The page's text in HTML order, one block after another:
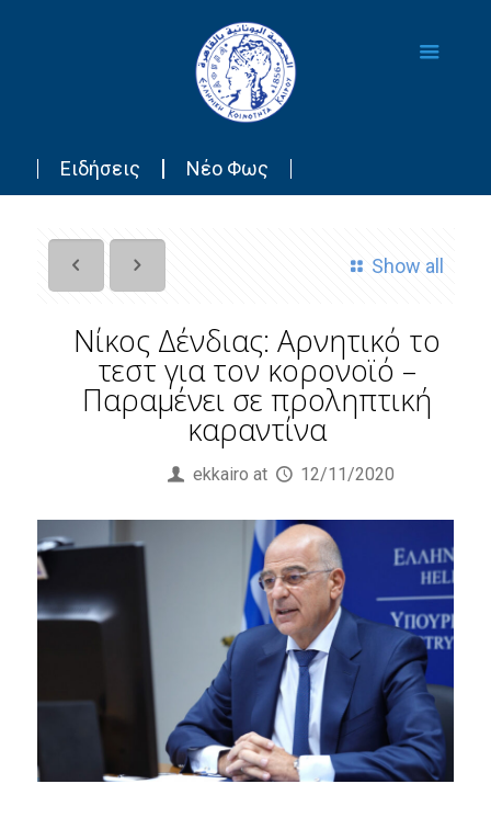
Ειδήσεις Νέο Φως
Show all
Νίκος Δένδιας: Αρνητικό το
τεστ για τον κορονοϊό –
Παραμένει σε προληπτική
καραντίνα
ekkairo at 12/11/2020